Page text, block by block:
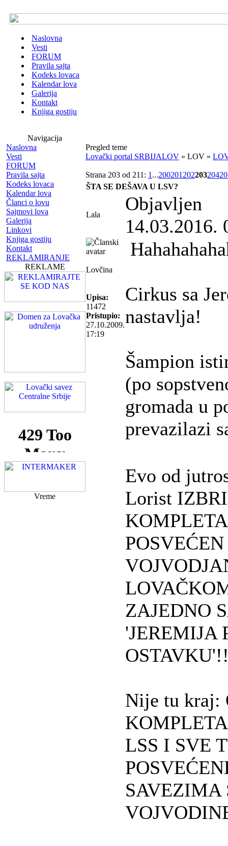
Naslovna
Vesti
FORUM
Pravila sajta
Kodeks lovaca
Kalendar lova
Galerija
Kontakt
Knjiga gostiju
Navigacija
Naslovna
Vesti
FORUM
Pravila sajta
Kodeks lovaca
Kalendar lova
Članci o lovu
Sajmovi lova
Galerija
Linkovi
Knjiga gostiju
Kontakt
REKLAMIRANJE
REKLAME
Vreme
Pregled teme
Lovački portal SRBIJALOV » LOV »
Strana 203 od 211: 1 ...200201 202203204
ŠTA SE DEŠAVA U LSV?
Lala
Objavljen
14.03.2016.
Lovčina
Upisa:
11472
Pristupio:
27.10.2009.
17:19
Cirkus sa
nastavlja!
Šampion
(po
gromada u
prevazilazi
Evo od
Lorist
POSVEĆEN
ZAJEDNO
'JEREMIJA
Nije tu kraj:
LSS I SVE
SAVEZIMA